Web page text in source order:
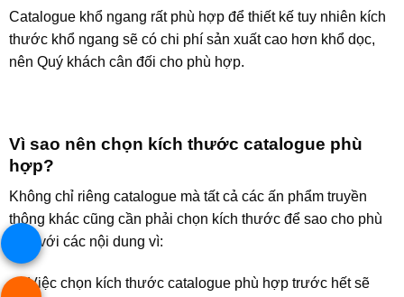
Catalogue khổ ngang rất phù hợp để thiết kế tuy nhiên kích
thước khổ ngang sẽ có chi phí sản xuất cao hơn khổ dọc,
nên Quý khách cân đối cho phù hợp.
Vì sao nên chọn kích thước catalogue phù
hợp?
Không chỉ riêng catalogue mà tất cả các ấn phẩm truyền
thông khác cũng cần phải chọn kích thước để sao cho phù
hợp với các nội dung vì:
Việc chọn kích thước catalogue phù hợp trước hết sẽ